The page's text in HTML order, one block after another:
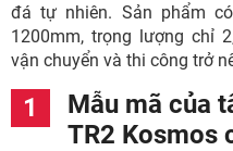
đá tự nhiên. Sản phẩm
1200mm, trọng lượng chỉ
vận chuyển và thi công trở
Mẫu mã của
TR2 Kosmos